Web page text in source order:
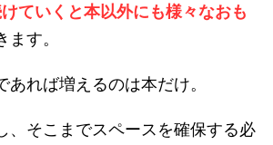
ていくと本以外にも様々なおも
ます。
あれば増えるのは本だけ。
、そこまでスペースを確保する必